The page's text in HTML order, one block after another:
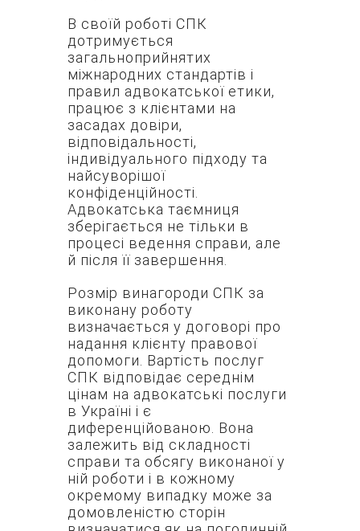
В своїй роботі СПК
дотримується
загальноприйнятих
міжнародних стандартів і
правил адвокатської етики,
працює з клієнтами на
засадах довіри,
відповідальності,
індивідуального підходу та
найсуворішої
конфіденційності.
Адвокатська таємниця
зберігається не тільки в
процесі ведення справи, але
й після її завершення.
Розмір винагороди СПК за
виконану роботу
визначається у договорі про
надання клієнту правової
допомоги. Вартість послуг
СПК відповідає середнім
цінам на адвокатські послуги
в Україні і є
диференційованою. Вона
залежить від складності
справи та обсягу виконаної у
ній роботи і в кожному
окремому випадку може за
домовленістю сторін